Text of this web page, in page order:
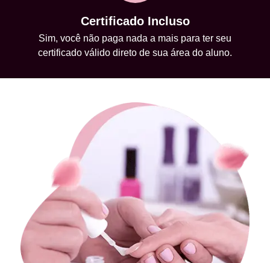
Certificado Incluso
Sim, você não paga nada a mais para ter seu
certificado válido direto de sua área do aluno.